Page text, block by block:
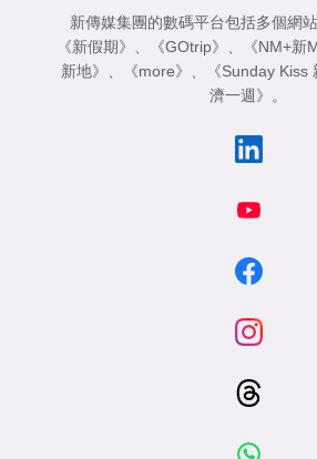
新傳媒集團的數碼平台包括多個網
《新假期》
《GOtrip》 《NM+新
新地》
《more》 《Sunday Kiss
濟一週》
。